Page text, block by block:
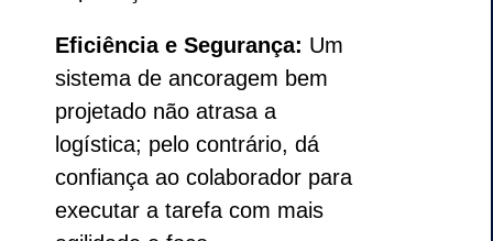
Eficiência e Segurança: Um
sistema de ancoragem bem
projetado não atrasa a
logística; pelo contrário, dá
confiança ao colaborador para
executar a tarefa com mais